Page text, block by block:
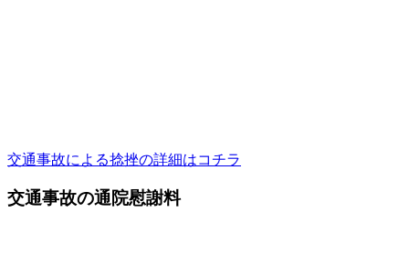
交通事故による捻挫の詳細はコチラ
交通事故の通院慰謝料